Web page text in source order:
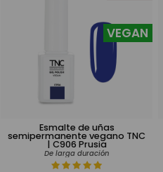
Esmalte de uñas
semipermanente vegano TNC
| C906 Prusia
De larga duración
VEGAN